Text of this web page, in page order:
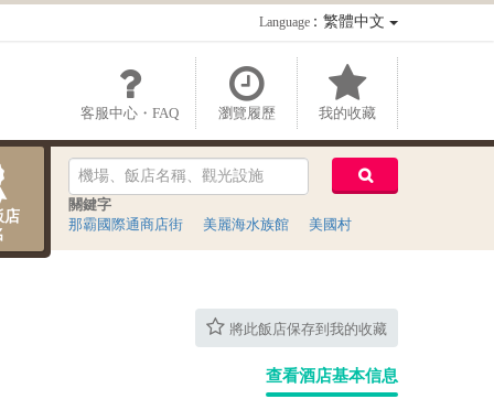
Language：繁體中文
客服中心・FAQ 瀏覽履歷 我的收藏
店
關鍵字
那霸國際通商店街
美麗海水族館 美國村
將此飯店保存到我的收藏
查看酒店基本信息